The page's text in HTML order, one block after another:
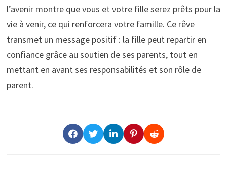
l’avenir montre que vous et votre fille serez prêts pour la
vie à venir, ce qui renforcera votre famille. Ce rêve
transmet un message positif : la fille peut repartir en
confiance grâce au soutien de ses parents, tout en
mettant en avant ses responsabilités et son rôle de
parent.